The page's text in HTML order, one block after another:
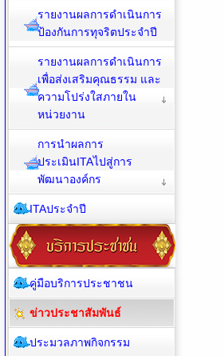
รายงานผลการดำเนินการ
ป้องกันการทุจริตประจำปี
รายงานผลการดำเนินการ
เพื่อส่งเสริมคุณธรรม และ
ความโปร่งใสภายใน
หน่วยงาน
การนำผลการ
ประเมินITAไปสู่การ
พัฒนาองค์กร
ITAประจำปี
คู่มือบริการประชาชน
ข่าวประชาสัมพันธ์
ประมวลภาพกิจกรรม